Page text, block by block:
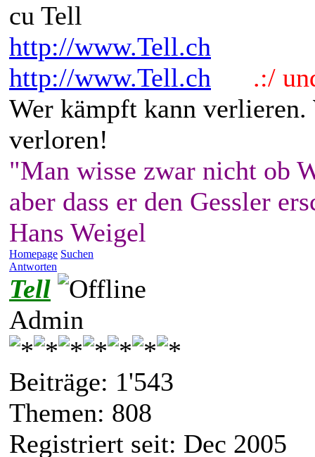
cu Tell
http://www.Tell.ch
http://www.Tell.ch
.:/
Wer kämpft kann
verloren!
"Man wisse zwar nicht ob
aber dass er den Gessler
Hans Weigel
Homepage Suchen
Antworten
Tell
Admin
Beiträge: 1'543
Themen: 808
Registriert seit: Dec 2005